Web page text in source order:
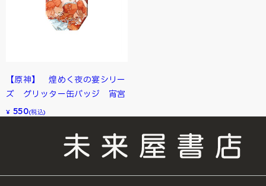
【原神】 煌めく夜の宴シリー
ズ グリッター缶バッジ 宵宮
¥ 550(税込)